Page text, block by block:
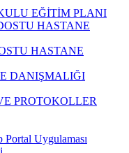
EĞİTİM PLANI
HASTANE
HASTANE
DANIŞMALIĞI
PROTOKOLLER
Portal Uygulaması